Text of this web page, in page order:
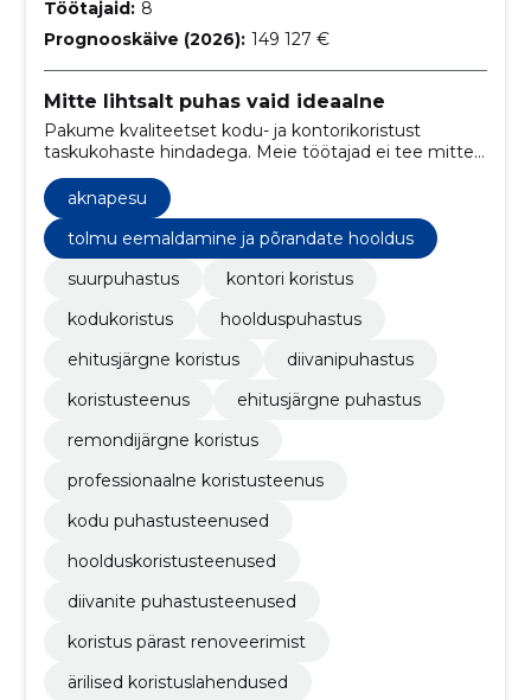
Töötajaid: 8
Prognooskäive (2026): 149 127 €
Mitte lihtsalt puhas vaid ideaalne
Pakume kvaliteetset kodu- ja kontorikoristust
taskukohaste hindadega. Meie töötajad ei tee mitte
ainult puhtaks – nad teevad seda kiiresti, viisakalt ja
alati naeratusega.
aknapesu
tolmu eemaldamine ja põrandate hooldus
suurpuhastus
kontori koristus
kodukoristus
hoolduspuhastus
ehitusjärgne koristus
diivanipuhastus
koristusteenus
ehitusjärgne puhastus
remondijärgne koristus
professionaalne koristusteenus
kodu puhastusteenused
hoolduskoristusteenused
diivanite puhastusteenused
koristus pärast renoveerimist
ärilised koristuslahendused